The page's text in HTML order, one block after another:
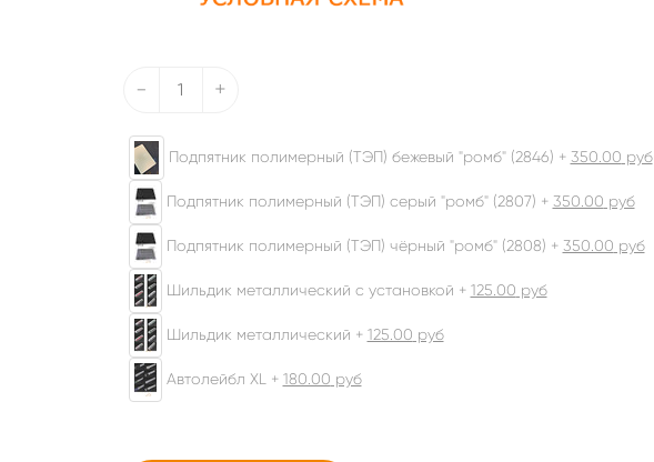
- +
Подпятник полимерный (ТЭП) бежевый "ромб" (2846) + 350.00 руб
Подпятник полимерный (ТЭП) серый "ромб" (2807) + 350.00 руб
Подпятник полимерный (ТЭП) чёрный "ромб" (2808) + 350.00 руб
Шильдик металлический с установкой + 125.00 руб
Шильдик металлический + 125.00 руб
Автолейбл XL + 180.00 руб